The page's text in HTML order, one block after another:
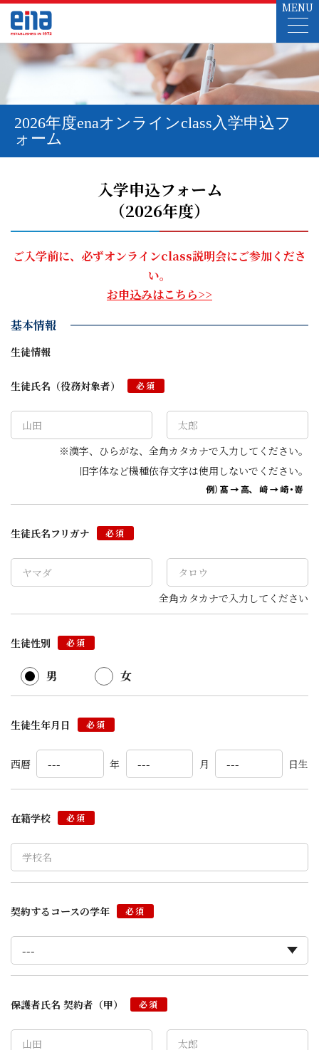
MENU
2026年度enaオンラインclass入学申込フ
ォーム
入学申込フォーム
（2026年度）
ご入学前に、必ずオンラインclass説明会にご参加くださ
い。
お申込みはこちら>>
基本情報
生徒情報
生徒氏名（役務対象者） 必須
※漢字、ひらがな、全角カタカナで入力してください。
旧字体など機種依存文字は使用しないでください。
生徒氏名フリガナ 必須
全角カタカナで入力してください
生徒性別 必須
男 女
生徒生年月日 必須
西暦 年 月 日生
在籍学校 必須
契約するコースの学年 必須
保護者氏名 契約者（甲） 必須